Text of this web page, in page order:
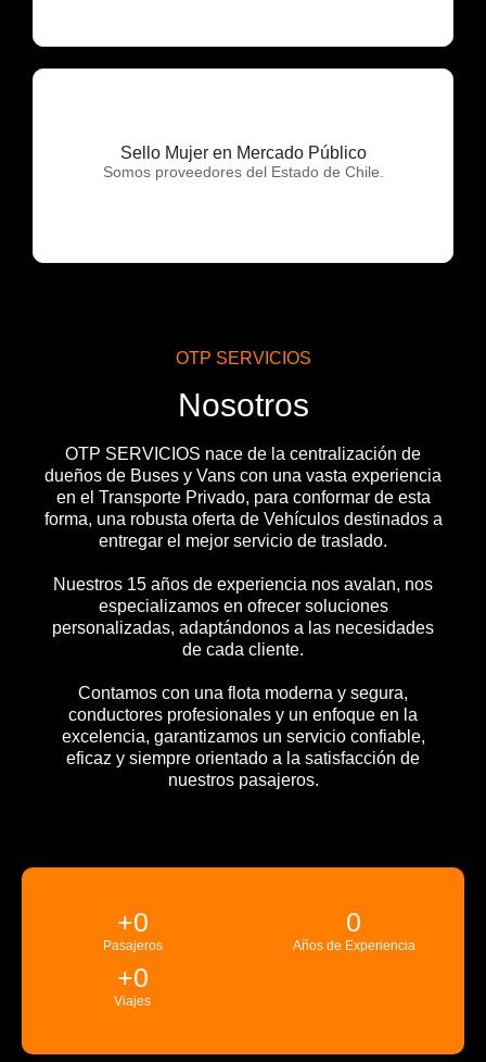
Sello Mujer en Mercado Público
Somos proveedores del Estado de Chile.
OTP Servicios
OTP SERVICIOS
Nosotros
OTP SERVICIOS nace de la centralización de
dueños de Buses y Vans con una vasta experiencia
en el Transporte Privado, para conformar de esta
forma, una robusta oferta de Vehículos destinados a
entregar el mejor servicio de traslado.
Nuestros 15 años de experiencia nos avalan, nos
especializamos en ofrecer soluciones
personalizadas, adaptándonos a las necesidades
de cada cliente.
Contamos con una flota moderna y segura,
conductores profesionales y un enfoque en la
excelencia, garantizamos un servicio confiable,
eficaz y siempre orientado a la satisfacción de
nuestros pasajeros.
Pasajeros
+0
Años de Experiencia
0
Viajes
+0